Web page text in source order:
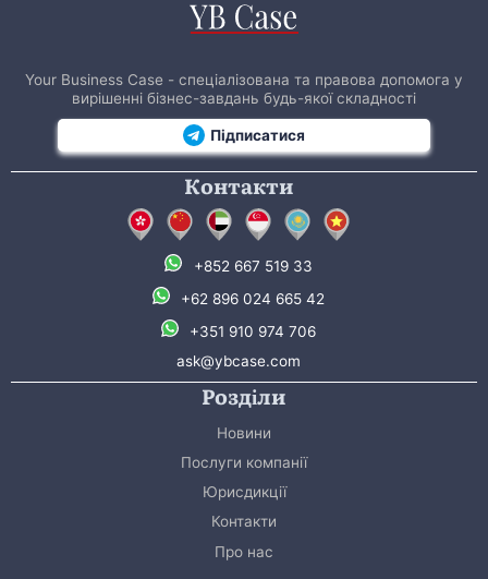
Your Business Case - спеціалізована та правова допомога у
вирішенні бізнес-завдань будь-якої складності
Підписатися
Контакти
+852 667 519 33
+62 896 024 665 42
+351 910 974 706
ask@ybcase.com
Розділи
Новини
Послуги компанії
Юрисдикції
Контакти
Про нас